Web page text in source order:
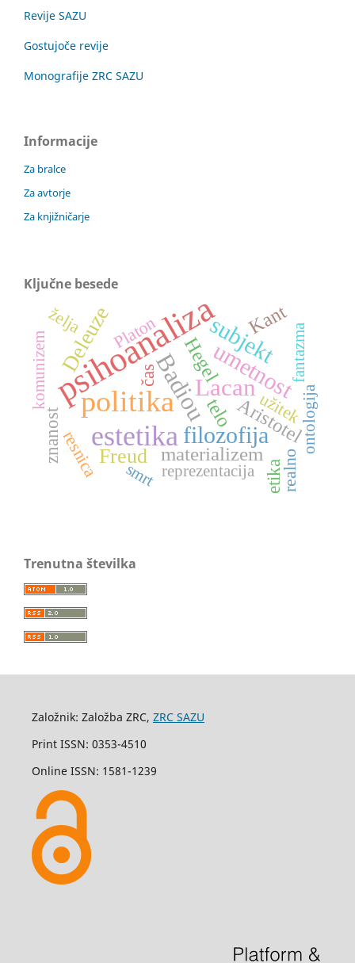
Revije SAZU
Gostujoče revije
Monografije ZRC SAZU
Informacije
Za bralce
Za avtorje
Za knjižničarje
Ključne besede
psihoanaliza
politika
estetika
BadiouLacan
filozofija
umetnost
subjekt
Deleuze
Freud
Kant
Aristotel
telo
Hegel
materializem
znanost
etika
čas
Platon
želja
realno
užitek
resnica
ontologija
fantazma
komunizem
reprezentacija
smrt
Trenutna številka
Založnik: Založba ZRC, ZRC SAZU
Print ISSN: 0353-4510
Online ISSN: 1581-1239